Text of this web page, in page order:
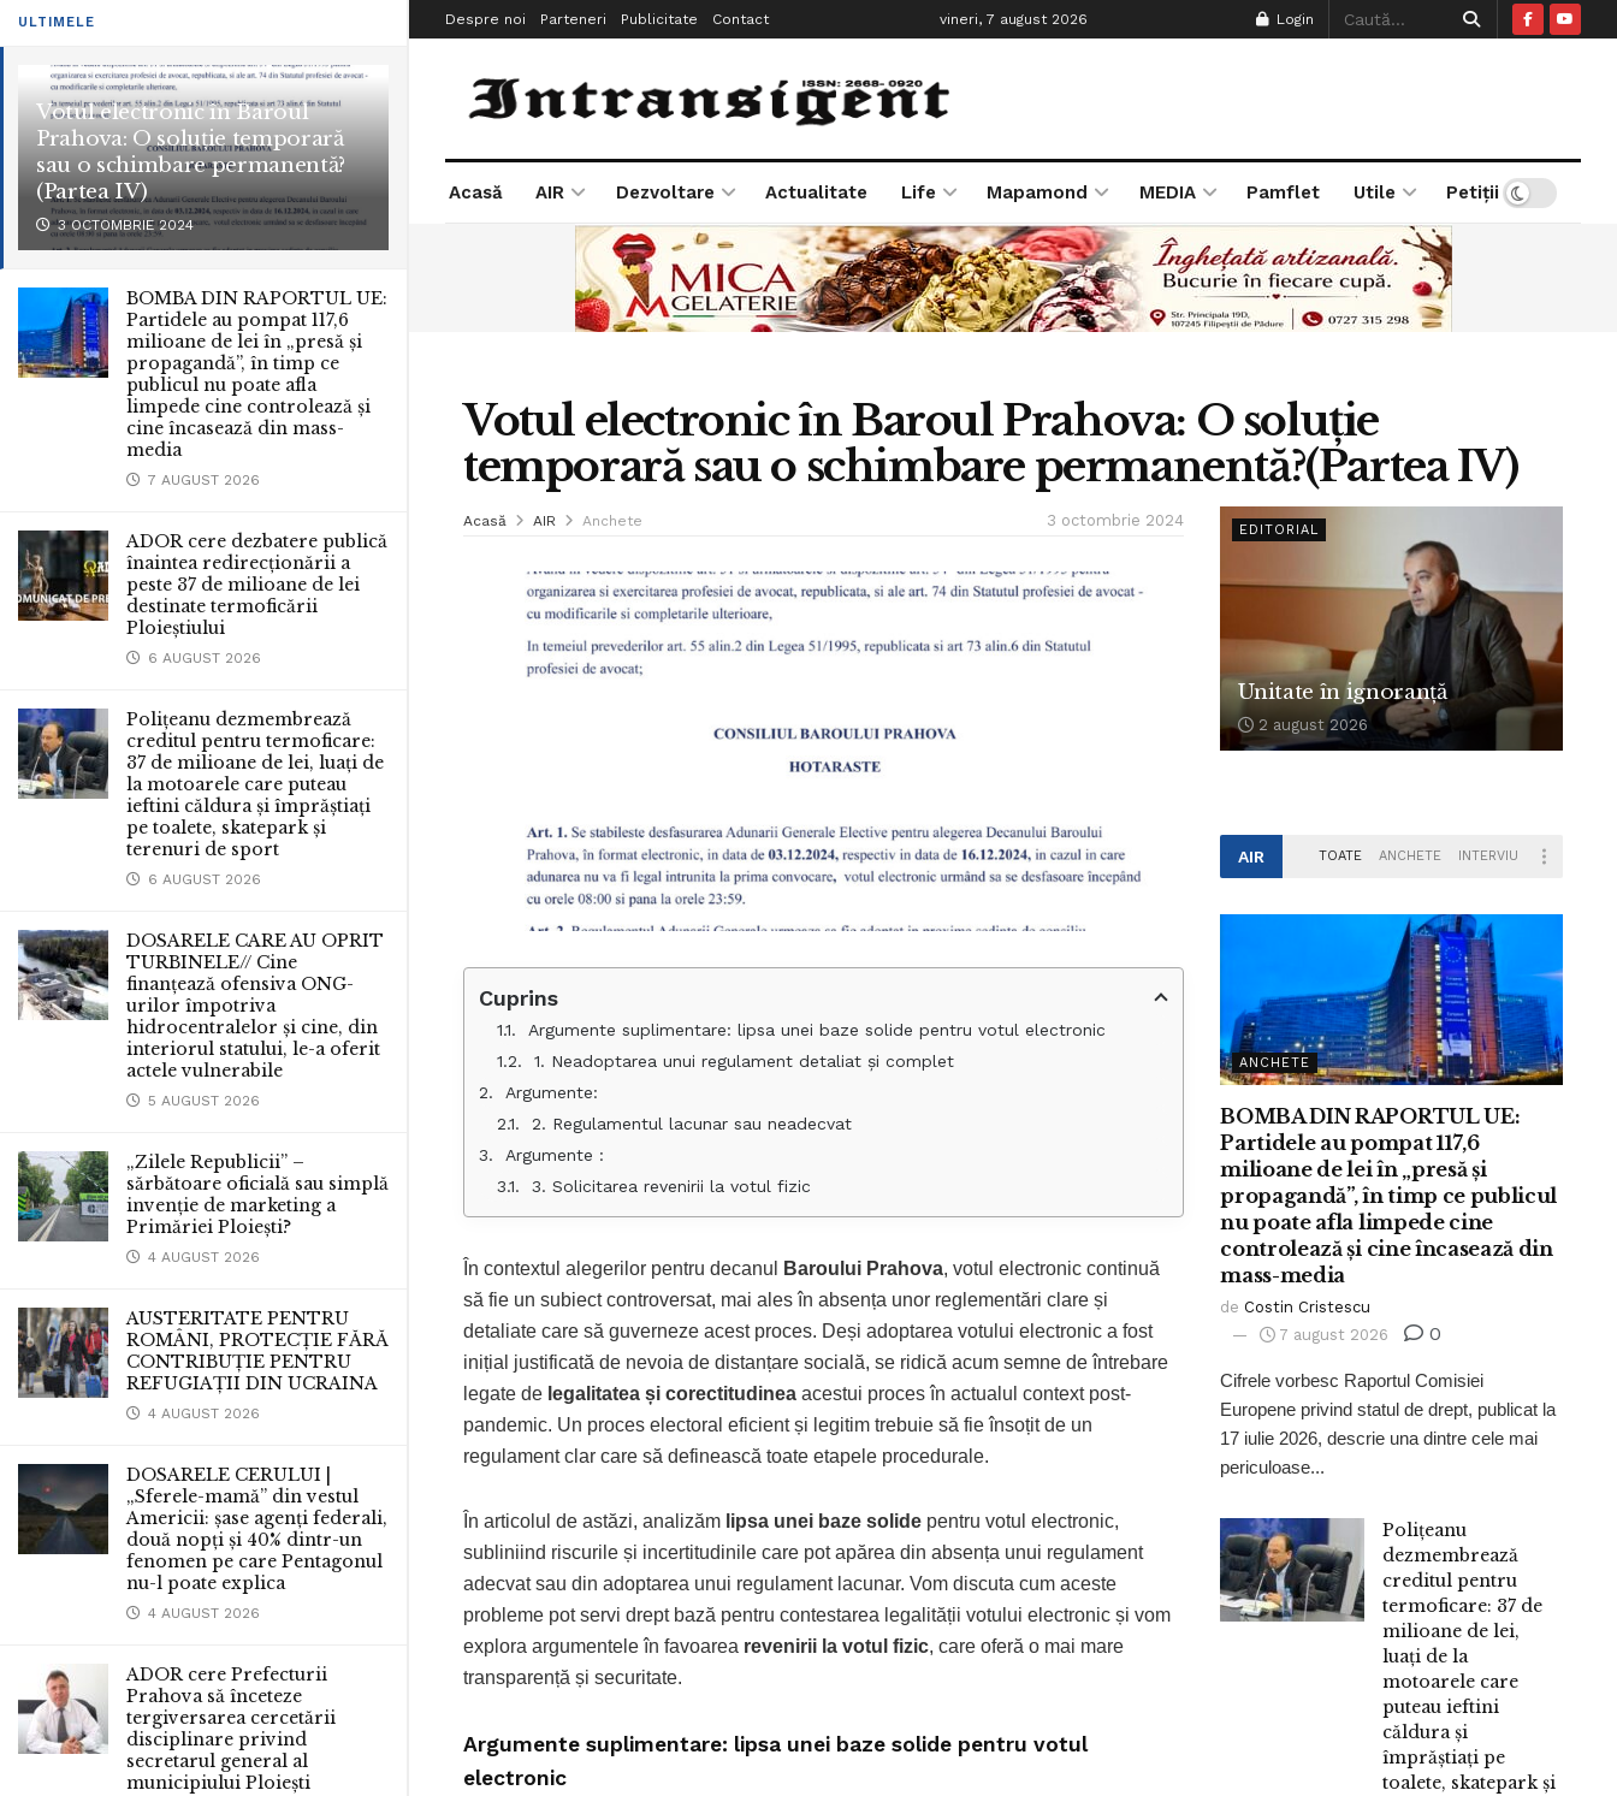
ULTIMELE
Votul electronic în Baroul
Prahova: O soluție temporară
sau o schimbare permanentă?
(Partea IV)
3 OCTOMBRIE 2024
BOMBA DIN RAPORTUL UE:
Partidele au pompat 117,6
milioane de lei în „presă și
propagandă”, în timp ce
publicul nu poate afla
limpede cine controlează și
cine încasează din mass-
media
7 AUGUST 2026
ADOR cere dezbatere publică
înaintea redirecționării a
peste 37 de milioane de lei
destinate termoficării
Ploieștiului
6 AUGUST 2026
Polițeanu dezmembrează
creditul pentru termoficare:
37 de milioane de lei, luați de
la motoarele care puteau
ieftini căldura și împrăștiați
pe toalete, skatepark și
terenuri de sport
6 AUGUST 2026
DOSARELE CARE AU OPRIT
TURBINELE// Cine
finanțează ofensiva ONG-
urilor împotriva
hidrocentralelor și cine, din
interiorul statului, le-a oferit
actele vulnerabile
5 AUGUST 2026
„Zilele Republicii” –
sărbătoare oficială sau simplă
invenție de marketing a
Primăriei Ploiești?
4 AUGUST 2026
AUSTERITATE PENTRU
ROMÂNI, PROTECȚIE FĂRĂ
CONTRIBUȚIE PENTRU
REFUGIAȚII DIN UCRAINA
4 AUGUST 2026
DOSARELE CERULUI |
„Sferele-mamă” din vestul
Americii: șase agenți federali,
două nopți și 40% dintr-un
fenomen pe care Pentagonul
nu-l poate explica
4 AUGUST 2026
ADOR cere Prefecturii
Prahova să înceteze
tergiversarea cercetării
disciplinare privind
secretarul general al
municipiului Ploiești
Despre noi Parteneri Publicitate Contact vineri, 7 august 2026 Login
Acasă AIR Dezvoltare Actualitate Life Mapamond MEDIA Pamflet Utile Petiții
Votul electronic în Baroul Prahova: O soluție
temporară sau o schimbare permanentă?(Partea IV)
Acasă AIR Anchete 3 octombrie 2024
Cuprins
Argumente suplimentare: lipsa unei baze solide pentru votul electronic
1. Neadoptarea unui regulament detaliat și complet
Argumente:
2. Regulamentul lacunar sau neadecvat
Argumente :
3. Solicitarea revenirii la votul fizic
În contextul alegerilor pentru decanul Baroului Prahova, votul electronic continuă
să fie un subiect controversat, mai ales în absența unor reglementări clare și
detaliate care să guverneze acest proces. Deși adoptarea votului electronic a fost
inițial justificată de nevoia de distanțare socială, se ridică acum semne de întrebare
legate de legalitatea și corectitudinea acestui proces în actualul context post-
pandemic. Un proces electoral eficient și legitim trebuie să fie însoțit de un
regulament clar care să definească toate etapele procedurale.
În articolul de astăzi, analizăm lipsa unei baze solide pentru votul electronic,
subliniind riscurile și incertitudinile care pot apărea din absența unui regulament
adecvat sau din adoptarea unui regulament lacunar. Vom discuta cum aceste
probleme pot servi drept bază pentru contestarea legalității votului electronic și vom
explora argumentele în favoarea revenirii la votul fizic, care oferă o mai mare
transparență și securitate.
Argumente suplimentare: lipsa unei baze solide pentru votul
electronic
EDITORIAL
Unitate în ignoranță
2 august 2026
AIR TOATE ANCHETE INTERVIU
ANCHETE
BOMBA DIN RAPORTUL UE:
Partidele au pompat 117,6
milioane de lei în „presă și
propagandă”, în timp ce publicul
nu poate afla limpede cine
controlează și cine încasează din
mass-media
de Costin Cristescu
7 august 2026
0
Cifrele vorbesc Raportul Comisiei
Europene privind statul de drept, publicat la
17 iulie 2026, descrie una dintre cele mai
periculoase...
Polițeanu
dezmembrează
creditul pentru
termoficare: 37 de
milioane de lei,
luați de la
motoarele care
puteau ieftini
căldura și
împrăștiați pe
toalete, skatepark și